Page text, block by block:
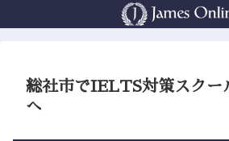
総社市でIELTS対策スクー
へ